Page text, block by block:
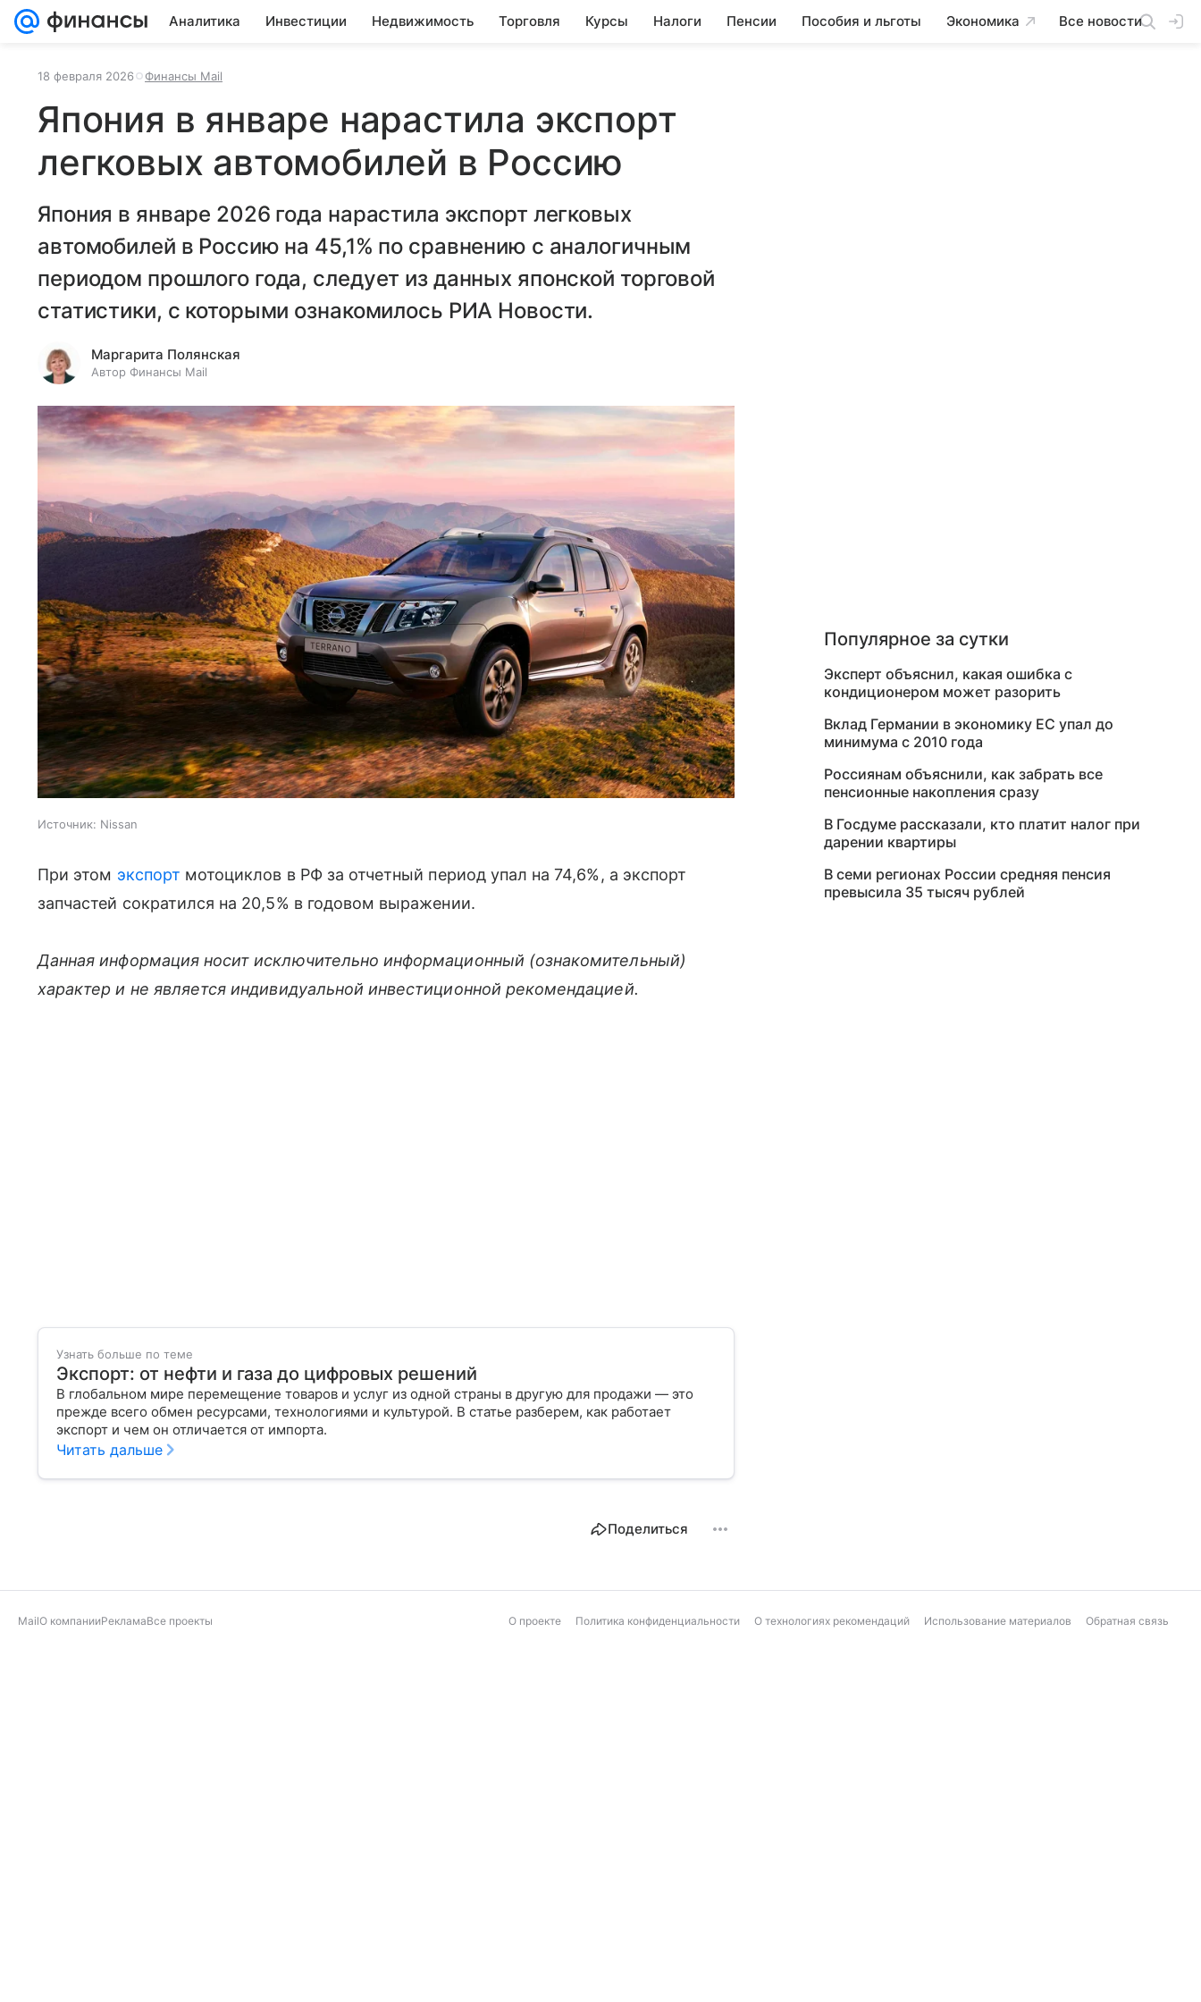
Аналитика Инвестиции Недвижимость Торговля Курсы Налоги Пенсии Пособия и льготы Экономика Все новости
18 февраля 2026 Финансы Mail
Япония в январе нарастила экспорт
легковых автомобилей в Россию
Япония в январе 2026 года нарастила экспорт легковых
автомобилей в Россию на 45,1% по сравнению с аналогичным
периодом прошлого года, следует из данных японской торговой
статистики, с которыми ознакомилось РИА Новости.
Маргарита Полянская
Автор Финансы Mail
Источник: Nissan
При этом экспорт мотоциклов в РФ за отчетный период упал на 74,6%, а экспорт
запчастей сократился на 20,5% в годовом выражении.
Данная информация носит исключительно информационный (ознакомительный)
характер и не является индивидуальной инвестиционной рекомендацией.
Узнать больше по теме
Экспорт: от нефти и газа до цифровых решений
В глобальном мире перемещение товаров и услуг из одной страны в другую для продажи — это
прежде всего обмен ресурсами, технологиями и культурой. В статье разберем, как работает
экспорт и чем он отличается от импорта.
Читать дальше
Поделиться
Популярное за сутки
Эксперт объяснил, какая ошибка с
кондиционером может разорить
Вклад Германии в экономику ЕС упал до
минимума с 2010 года
Россиянам объяснили, как забрать все
пенсионные накопления сразу
В Госдуме рассказали, кто платит налог при
дарении квартиры
В семи регионах России средняя пенсия
превысила 35 тысяч рублей
MailО компанииРекламаВсе проекты О проекте Политика конфиденциальности О технологиях рекомендаций Использование материалов Обратная связь